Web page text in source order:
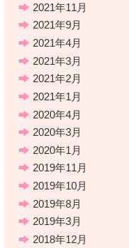
2021年11月
2021年9月
2021年4月
2021年3月
2021年2月
2021年1月
2020年4月
2020年3月
2020年1月
2019年11月
2019年10月
2019年8月
2019年3月
2018年12月